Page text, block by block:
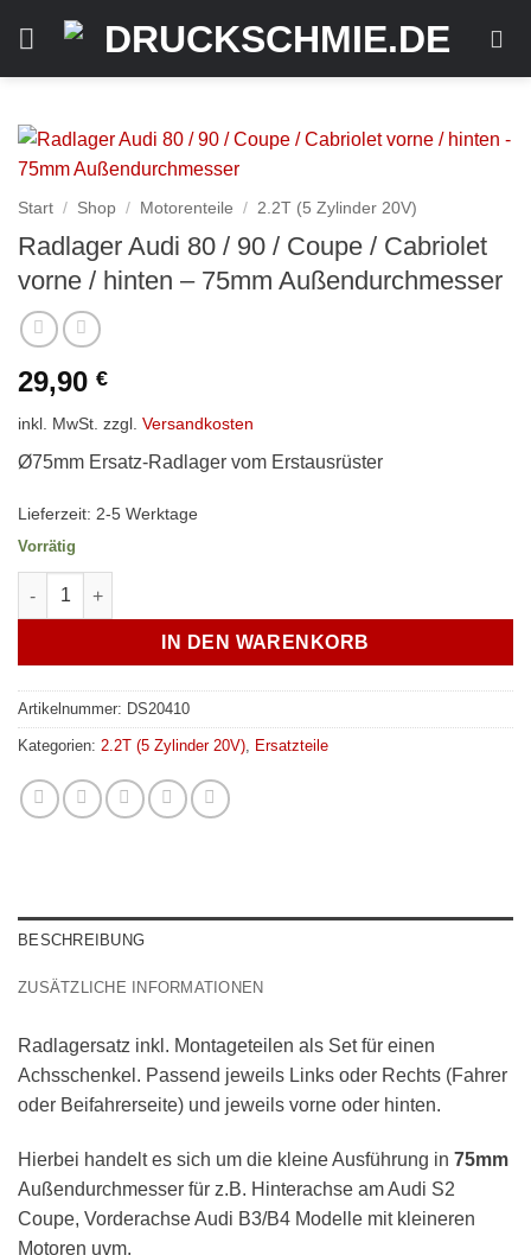
Inhalt
springen
Start / Shop / Motorenteile / 2.2T (5 Zylinder 20V)
Radlager Audi 80 / 90 / Coupe / Cabriolet
vorne / hinten – 75mm Außendurchmesser
29,90 €
inkl. MwSt. zzgl. Versandkosten
Ø75mm Ersatz-Radlager vom Erstausrüster
Lieferzeit: 2-5 Werktage
Vorrätig
Radlager Audi 80 / 90 / Coupe / Cabriolet vorne / hinten -
IN DEN WARENKORB
Artikelnummer: DS20410
Kategorien: 2.2T (5 Zylinder 20V), Ersatzteile
BESCHREIBUNG
ZUSÄTZLICHE INFORMATIONEN
Radlagersatz inkl. Montageteilen als Set für einen
Achsschenkel. Passend jeweils Links oder Rechts (Fahrer
oder Beifahrerseite) und jeweils vorne oder hinten.
Hierbei handelt es sich um die kleine Ausführung in 75mm
Außendurchmesser für z.B. Hinterachse am Audi S2
Coupe, Vorderachse Audi B3/B4 Modelle mit kleineren
Motoren uvm.